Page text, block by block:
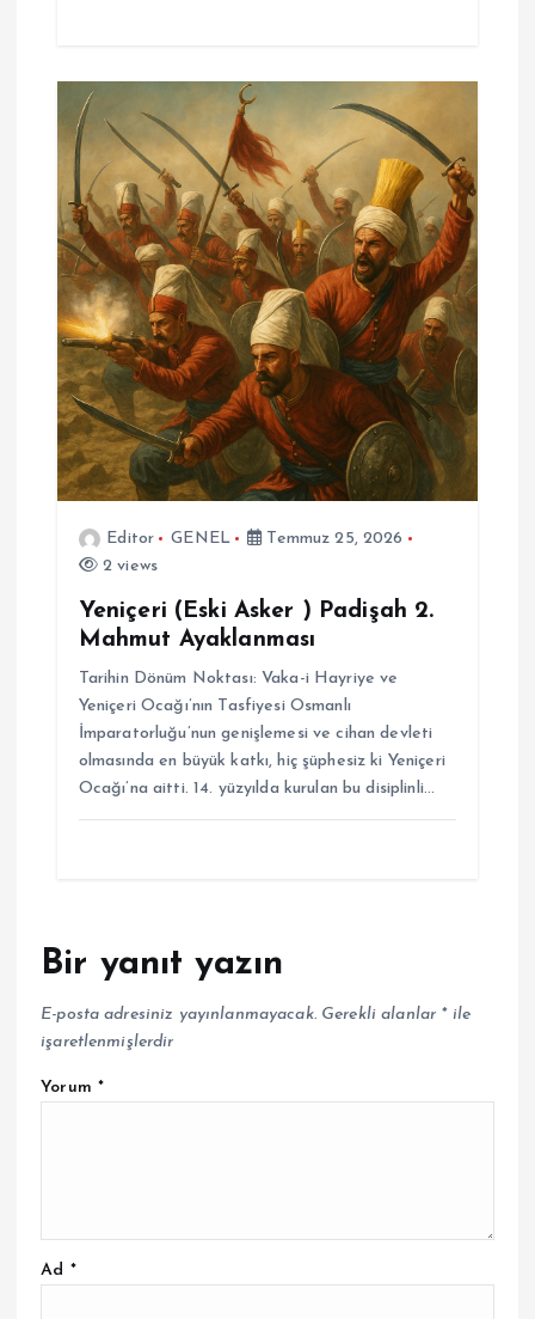
Editor GENEL
Temmuz 25, 2026
2 views
Yeniçeri (Eski Asker ) Padişah 2.
Mahmut Ayaklanması
Tarihin Dönüm Noktası: Vaka-i Hayriye ve
Yeniçeri Ocağı’nın Tasfiyesi Osmanlı
İmparatorluğu’nun genişlemesi ve cihan devleti
olmasında en büyük katkı, hiç şüphesiz ki Yeniçeri
Ocağı’na aitti. 14. yüzyılda kurulan bu disiplinli…
Bir yanıt yazın
E-posta adresiniz yayınlanmayacak. Gerekli alanlar *ile
işaretlenmişlerdir
Yorum *
Ad *